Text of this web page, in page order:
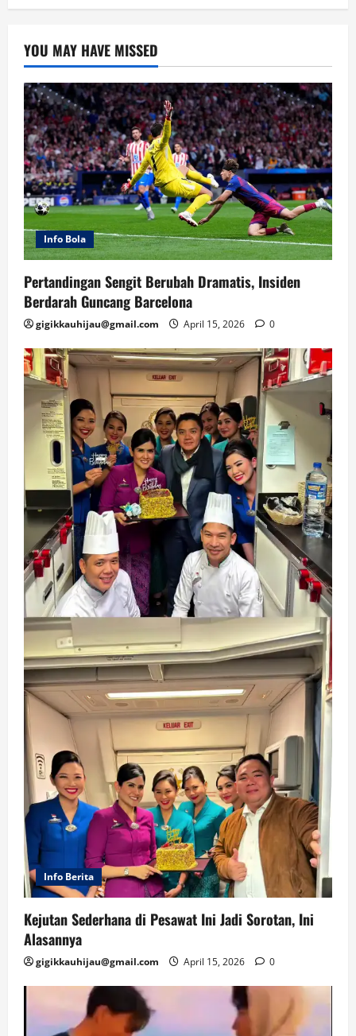
YOU MAY HAVE MISSED
Info Bola
Pertandingan Sengit Berubah Dramatis, Insiden
Berdarah Guncang Barcelona
gigikkauhijau@gmail.com April 15, 2026 0
Info Berita
Kejutan Sederhana di Pesawat Ini Jadi Sorotan, Ini
Alasannya
gigikkauhijau@gmail.com April 15, 2026 0